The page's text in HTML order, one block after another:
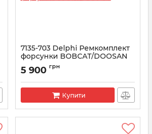
7135-703 Delphi Ремкомплект
форсунки BOBCAT/DOOSAN
Артикул: 7135-703
5 900 грн
Купити